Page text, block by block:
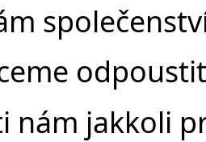
nám jakkoli